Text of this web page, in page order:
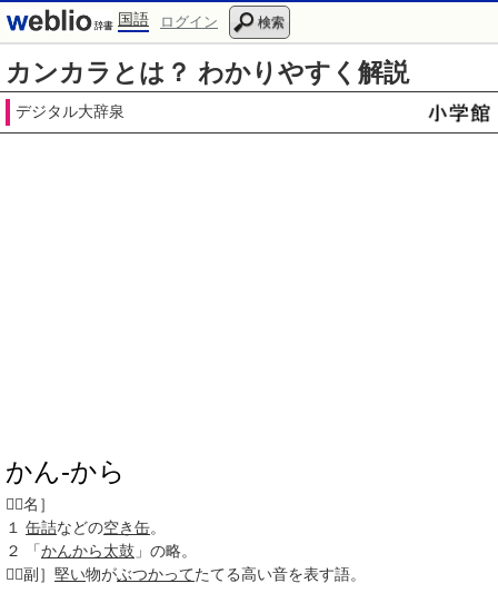
国語 ログイン 検索
カンカラとは？ わかりやすく解説
デジタル大辞泉
かん‐から
［名］
１
缶詰などの空き缶。
２
「かんから太鼓 」の略。
［副］ 堅い物がぶつかってたてる高い音を表す語。